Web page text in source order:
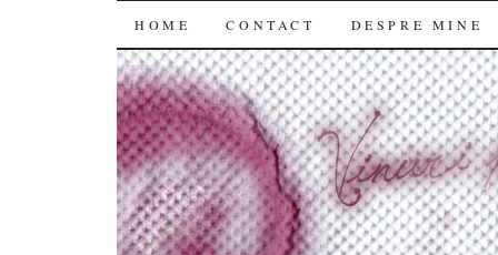
SKIP
TO
CONTENT
HOME CONTACT DESPRE MINE